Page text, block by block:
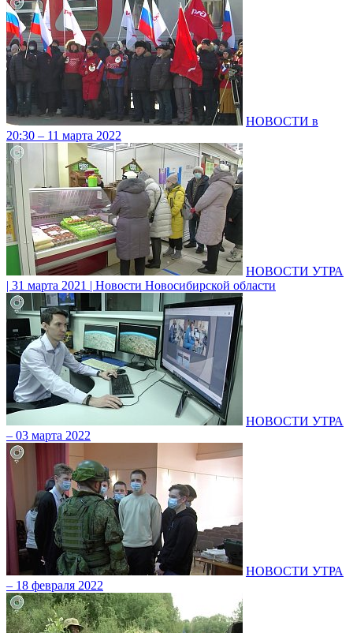
НОВОСТИ в
20:30 – 11 марта 2022
НОВОСТИ УТРА
| 31 марта 2021 | Новости Новосибирской области
НОВОСТИ УТРА
– 03 марта 2022
НОВОСТИ УТРА
– 18 февраля 2022